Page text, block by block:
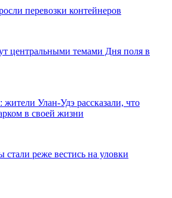
перевозки контейнеров
центральными темами Дня поля в
жители Улан-Удэ рассказали, что
в своей жизни
реже вестись на уловки